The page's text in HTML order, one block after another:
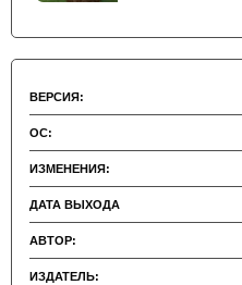
ВЕРСИЯ:
ОС:
ИЗМЕНЕНИЯ:
ДАТА ВЫХОДА
АВТОР:
ИЗДАТЕЛЬ:
На данный момент среди
встретить пчел, свиней,
много интересного ждет в
таинственном месте.